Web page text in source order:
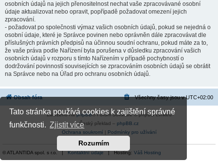
Tato stránka používá cookies k zajištění správné
funkčnosti. Zjistit více
Rozumím
osobních údajů na jejich přenositelnost nechat vaše zpracovávané osobní
údaje aktualizovat nebo opravit, popřípadě požadovat omezení jejich
zpracování.
- požadovat po společnosti výmaz vašich osobních údajů, pokud se nejedná o
osobní údaje, které je Správce povinen nebo oprávněn dále zpracovávat dle
příslušných právních předpisů na účinnou soudní ochranu, pokud máte za to,
že vaše práva podle Nařízení byla porušena v důsledku zpracování vašich
osobních údajů v rozporu s tímto Nařízením v případě pochybností o
dodržování povinností souvisejících se zpracováním osobních údajů se obrátit
na Správce nebo na Úřad pro ochranu osobních údajů.
Obsah fóra Všechny časy jsou vUTC+02:00
Založeno naphpBB® Forum Software © phpBB Limited
Český překlad – phpBB.cz
Ochrana soukromí| Podmínky pro užívání
© ATLANTIDA spol. s r.o. |Kontaktní údaje| Hosting: Váš Hosting